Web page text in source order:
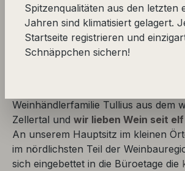
Willkommen in unserer spannenden
bei uns", in der wir Ihnen ganz
Produktlinien vorstellen, die wir
beziehungsweise selbst ins Leben
Weinhändlerfamilie Tullius aus dem
Zellertal und wir lieben Wein seit
An unserem Hauptsitz im kleinen
im nördlichsten Teil der
sich eingebettet in die Büroetage die
Spitzenqualitäten aus den letzten
Jahren sind klimatisiert gelagert.
Startseite registrieren und
Schnäppchen sichern!